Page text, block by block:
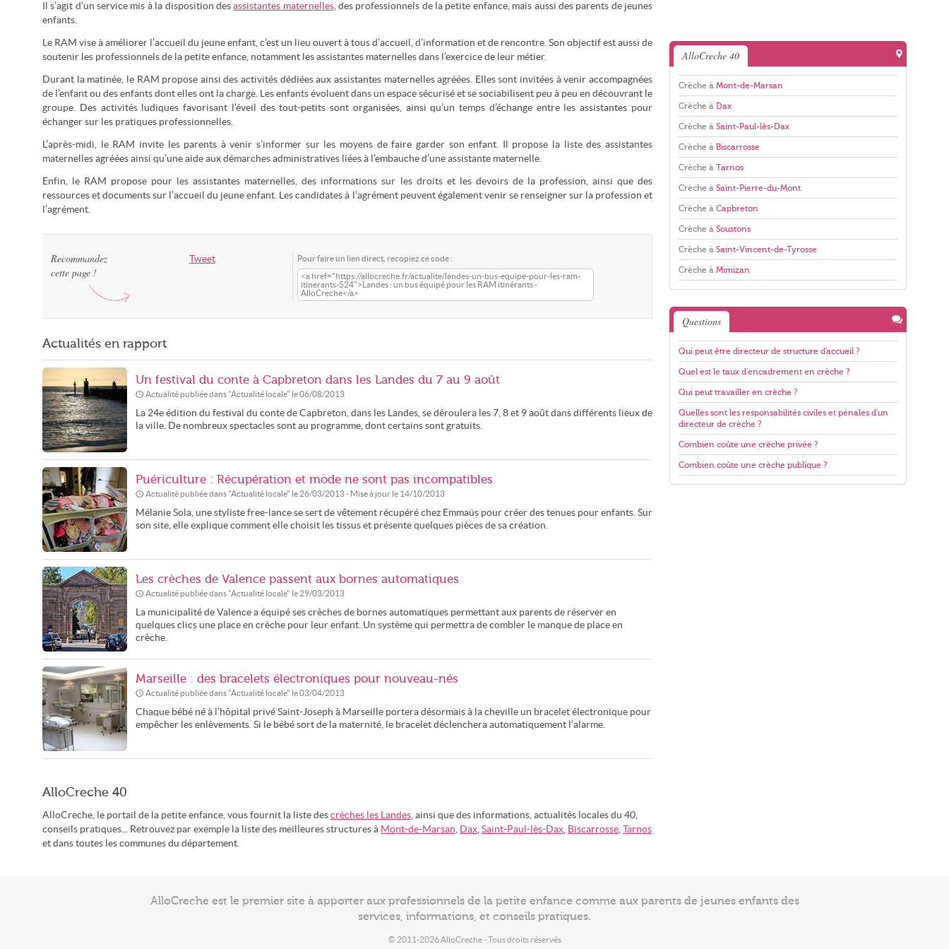
Il s’agit d’un service mis à la disposition desassistantes maternelles, des professionnels de la petite enfance, mais aussi des parents de jeunes
enfants.
Le RAM vise à améliorer l’accueil du jeune enfant, c’est un lieu ouvert à tous d’accueil, d’information et de rencontre. Son objectif est aussi de
soutenir les professionnels de la petite enfance, notamment les assistantes maternelles dans l’exercice de leur métier.
Durant la matinée, le RAM propose ainsi des activités dédiées aux assistantes maternelles agréées. Elles sont invitées à venir accompagnées
de l’enfant ou des enfants dont elles ont la charge. Les enfants évoluent dans un espace sécurisé et se sociabilisent peu à peu en découvrant le
groupe. Des activités ludiques favorisant l’éveil des tout-petits sont organisées, ainsi qu’un temps d’échange entre les assistantes pour
échanger sur les pratiques professionnelles.
L’après-midi, le RAM invite les parents à venir s’informer sur les moyens de faire garder son enfant. Il propose la liste des assistantes
maternelles agréées ainsi qu’une aide aux démarches administratives liées à l’embauche d’une assistante maternelle.
Enfin, le RAM propose pour les assistantes maternelles, des informations sur les droits et les devoirs de la profession, ainsi que des
ressources et documents sur l’accueil du jeune enfant. Les candidates à l’agrément peuvent également venir se renseigner sur la profession et
l’agrément.
Tweet
Recommandez
cette page !
Pour faire un lien direct, recopiez ce code :
<a href="https://allocreche.fr/actualite/landes-un-bus-equipe-pour-les-ram-
itinerants-524">Landes : un bus équipé pour les RAM itinérants -
AlloCreche</a>
Actualités en rapport
Un festival du conte à Capbreton dans les Landes du 7 au 9 août
Actualité publiée dans "Actualité locale" le06/08/2013
La 24e édition du festival du conte de Capbreton, dans les Landes, se déroulera les 7, 8 et 9 août dans différents lieux de
la ville. De nombreux spectacles sont au programme, dont certains sont gratuits.
Puériculture : Récupération et mode ne sont pas incompatibles
Actualité publiée dans "Actualité locale" le 26/03/2013- Mise à jour le 14/10/2013
Mélanie Sola, une styliste free-lance se sert de vêtement récupéré chez Emmaüs pour créer des tenues pour enfants. Sur
son site, elle explique comment elle choisit les tissus et présente quelques pièces de sa création.
Les crèches de Valence passent aux bornes automatiques
Actualité publiée dans "Actualité locale" le 29/03/2013
La municipalité de Valence a équipé ses crèches de bornes automatiques permettant aux parents de réserver en
quelques clics une place en crèche pour leur enfant. Un système qui permettra de combler le manque de place en
crèche.
Marseille : des bracelets électroniques pour nouveau-nés
Actualité publiée dans "Actualité locale" le03/04/2013
Chaque bébé né à l’hôpital privé Saint-Joseph à Marseille portera désormais à la cheville un bracelet électronique pour
empêcher les enlèvements. Si le bébé sort de la maternité, le bracelet déclenchera automatiquement l’alarme.
AlloCreche 40
AlloCreche, le portail de la petite enfance, vous fournit la liste des crèches les Landes, ainsi que des informations, actualités locales du 40,
conseils pratiques... Retrouvez par exemple la liste des meilleures structures à Mont-de-Marsan, Dax, Saint-Paul-lès-Dax, Biscarrosse, Tarnos
et dans toutes les communes du département.
AlloCreche 40
Crèche à Mont-de-Marsan
Crèche à Dax
Crèche à Saint-Paul-lès-Dax
Crèche à Biscarrosse
Crèche à Tarnos
Crèche à Saint-Pierre-du-Mont
Crèche à Capbreton
Crèche à Soustons
Crèche à Saint-Vincent-de-Tyrosse
Crèche à Mimizan
Questions
Qui peut être directeur de structure d'accueil ?
Quel est le taux d'encadrement en crèche ?
Qui peut travailler en crèche ?
Quelles sont les responsabilités civiles et pénales d'un
directeur de crèche ?
Combien coûte une crèche privée ?
Combien coûte une crèche publique ?
AlloCreche est le premier site à apporter aux professionnels de la petite enfance comme aux parents de jeunes enfants des
services, informations, et conseils pratiques.
© 2011-2026 AlloCreche - Tous droits réservés